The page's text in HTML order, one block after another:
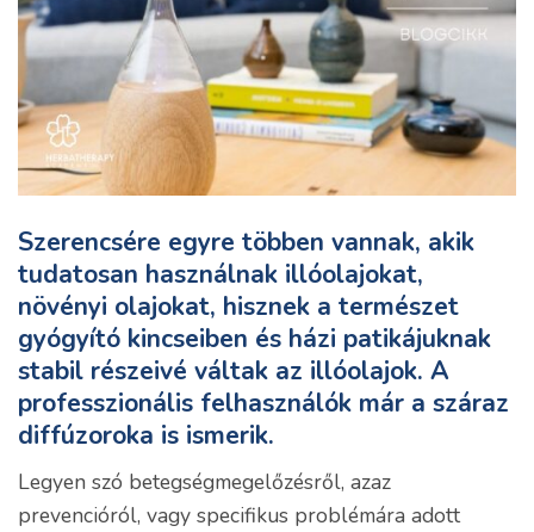
Szerencsére egyre többen vannak, akik
tudatosan használnak illóolajokat,
növényi olajokat, hisznek a természet
gyógyító kincseiben és házi patikájuknak
stabil részeivé váltak az illóolajok. A
professzionális felhasználók már a száraz
diffúzoroka is ismerik.
Legyen szó betegségmegelőzésről, azaz
prevencióról, vagy specifikus problémára adott